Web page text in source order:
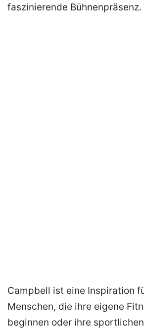
faszinierende Bühnenpräsenz.
Campbell ist eine Inspiration
Menschen, die ihre eigene
beginnen oder ihre